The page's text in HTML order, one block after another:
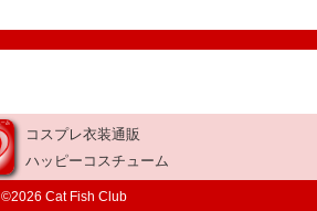
コスプレ衣装通販
ハッピーコスチューム
©2026 Cat Fish Club